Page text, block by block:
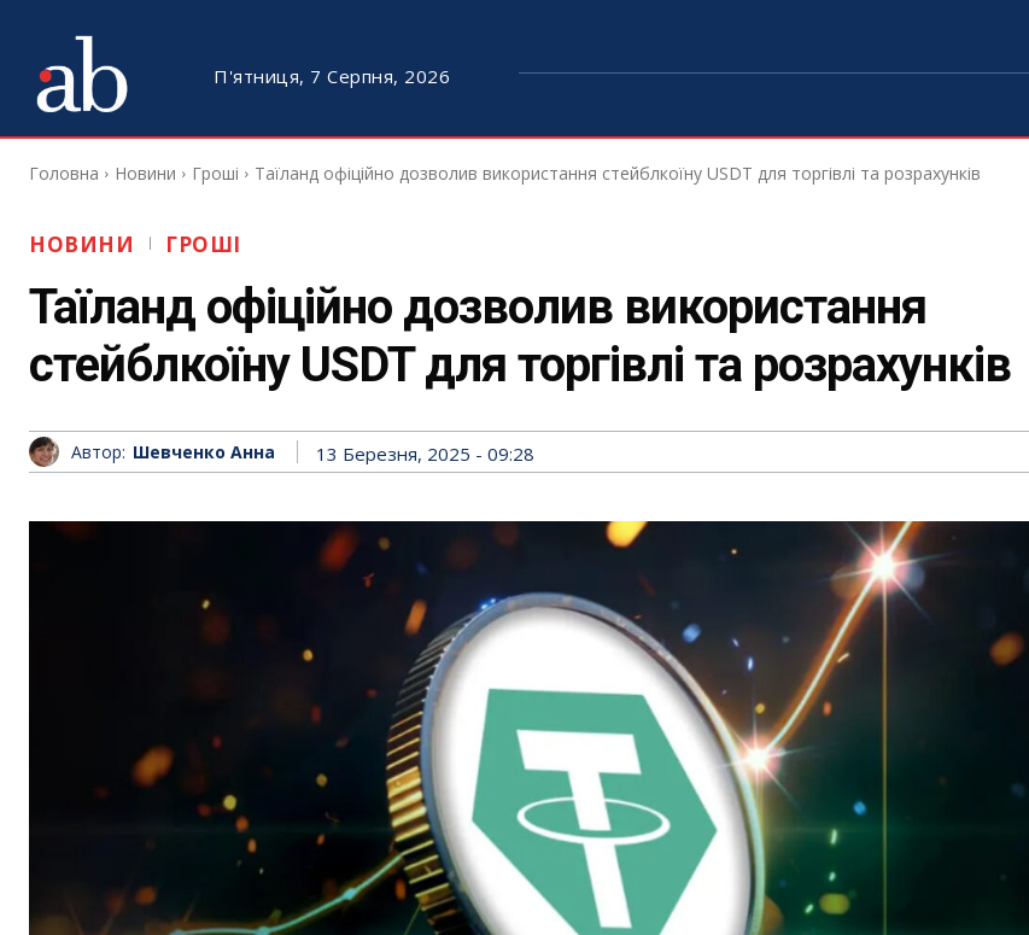
П'ятниця, 7 Серпня, 2026
Головна Новини Гроші Таїланд офіційно дозволив використання стейблкоїну USDT для торгівлі та розрахунків
НОВИНИ ГРОШІ
Таїланд офіційно дозволив використання
стейблкоїну USDT для торгівлі та розрахунків
Автор: Шевченко Анна 13 Березня, 2025 - 09:28